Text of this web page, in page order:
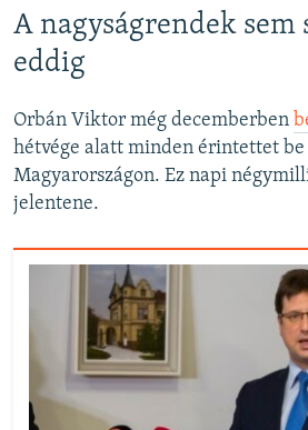
A nagyságrendek
eddig
Orbán Viktor még decemberben
hétvége alatt minden érintettet
Magyarországon. Ez napi
jelentene.